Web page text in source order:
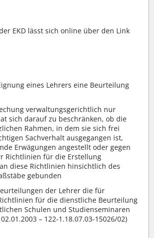
EKD lässt sich online über den Link
eines Lehrers eine Beurteilung
verwaltungsgerichtlich nur
sich darauf zu beschränken, ob die
Rahmen, in dem sie sich frei
Sachverhalt ausgegangen ist,
Erwägungen angestellt oder gegen
Richtlinien für die Erstellung
diese Richtlinien hinsichtlich des
gebunden
der Lehrer die für
für die dienstliche Beurteilung
Schulen und Studienseminaren
– 122-1.18.07.03-15026/02)